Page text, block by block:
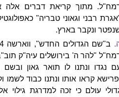
מתוך קריאת דברים אלה
רבני וגאוני טבריה"
ונקבר בארץ.
"להר ה' בירושלים עיה"ק
נגדו ונתנו לו תואר גאון
קראו אותו ונתנו כבוד לשמו
עולם כי זכה למדרגת גילוי